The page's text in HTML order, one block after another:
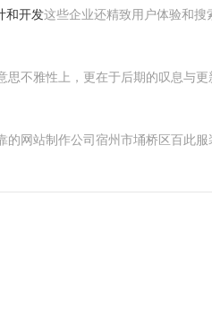
和开发这些企业还精致用户体验和搜
不雅性上，更在于后期的叹息与
网站制作公司宿州市埇桥区百此